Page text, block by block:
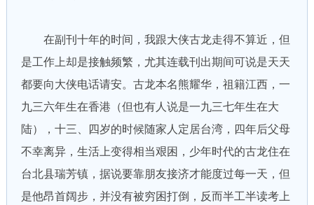
在副刊十年的时间，我跟大侠古龙走得不算近，但
是工作上却是接触频繁，尤其连载刊出期间可说是天天
都要向大侠电话请安。古龙本名熊耀华，祖籍江西，一
九三六年生在香港（但也有人说是一九三七年生在大
陆），十三、四岁的时候随家人定居台湾，四年后父母
不幸离异，生活上变得相当艰困，少年时代的古龙住在
台北县瑞芳镇，据说要靠朋友接济才能度过每一天，但
是他昂首阔步，并没有被穷困打倒，反而半工半读考上